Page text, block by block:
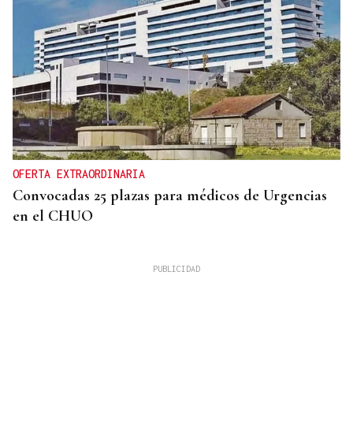
OFERTA EXTRAORDINARIA
Convocadas 25 plazas para médicos de Urgencias
en el CHUO